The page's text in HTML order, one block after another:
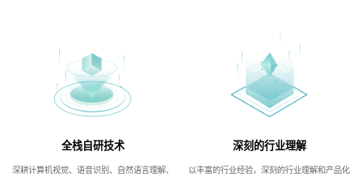
全栈自研技术
深耕计算机视觉、语音识别、自然语言理解、
深刻的行业理解
以丰富的行业经验，深刻的行业理解和产品化